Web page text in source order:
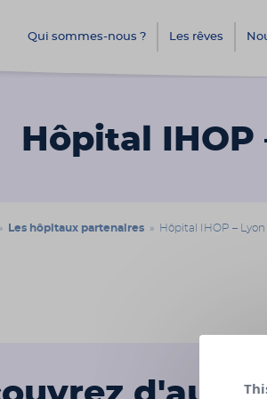
Qui sommes-nous ? Les rêves
Hôpital IHOP
Les hôpitaux partenaires » Hôpital IHOP – Lyon